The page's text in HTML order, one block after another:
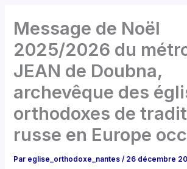
Message de Noël
2025/2026 du
JEAN de Doubna,
archevêque des
orthodoxes de
russe en Europe
Par eglise_orthodoxe_nantes/ 26 décembre